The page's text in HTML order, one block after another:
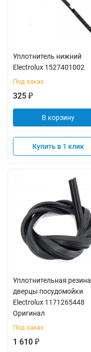
Уплотнитель нижний
Electrolux 1527401002
Под заказ
325 ₽
В корзину
Купить в 1 клик
Уплотнительная резина
дверцы посудомойки
Electrolux 1171265448
Оригинал
Под заказ
1 610 ₽